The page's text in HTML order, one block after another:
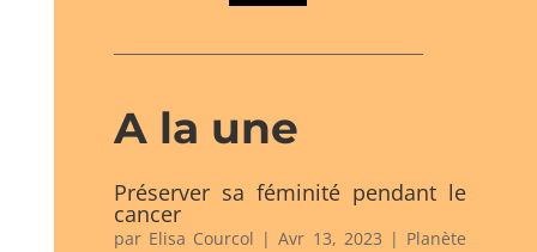
A la une
Préserver sa féminité pendant le
cancer
par Elisa Courcol |Avr 13, 2023 | Planète